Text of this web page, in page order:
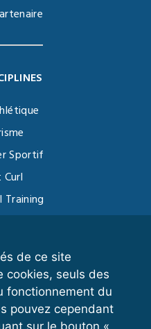
de ce site
cookies, seuls des
fonctionnement du
pouvez cependant
sur le bouton «
Sportif
Training